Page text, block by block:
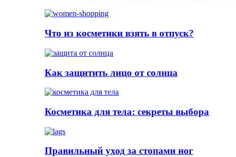
Что из косметики взять в отпуск?
Как защитить лицо от солнца
Косметика для тела: секреты выбора
Правильный уход за стопами ног